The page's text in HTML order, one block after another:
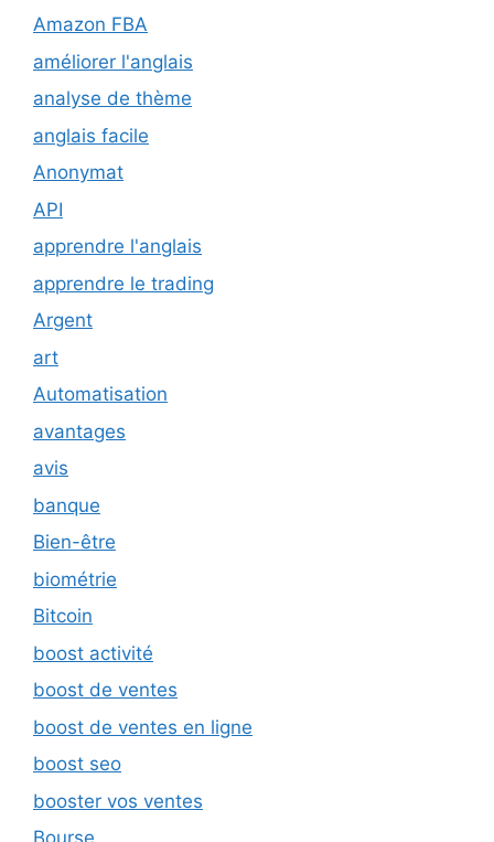
Amazon FBA
améliorer l'anglais
analyse de thème
anglais facile
Anonymat
API
apprendre l'anglais
apprendre le trading
Argent
art
Automatisation
avantages
avis
banque
Bien-être
biométrie
Bitcoin
boost activité
boost de ventes
boost de ventes en ligne
boost seo
booster vos ventes